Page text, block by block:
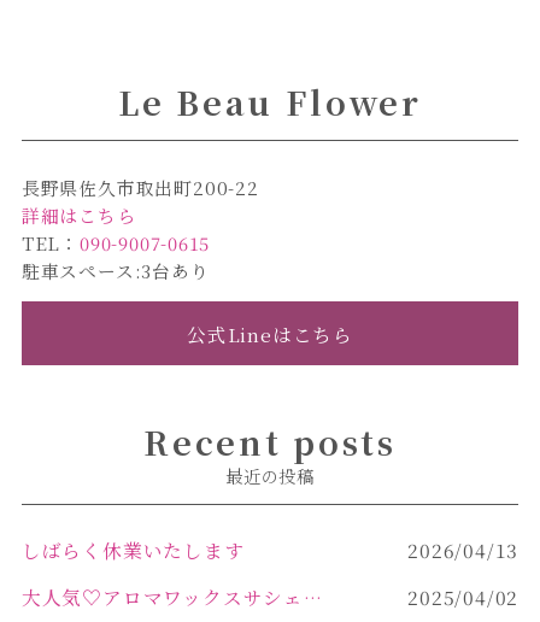
Le Beau Flower
長野県佐久市取出町200-22
詳細はこちら
TEL：090-9007-0615
駐車スペース:3台あり
公式Lineはこちら
Recent posts
最近の投稿
しばらく休業いたします
2026/04/13
大人気♡アロマワックスサシェ作り
2025/04/02